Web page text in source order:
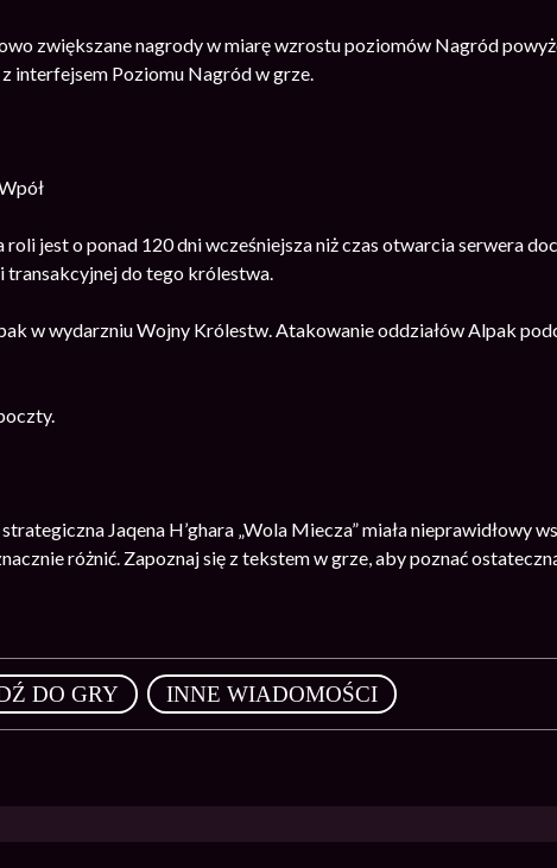
zwiększane nagrody w miarę wzrostu poziomów Nagród
interfejsem Poziomu Nagród w grze.
jest o ponad 120 dni wcześniejsza niż czas otwarcia serwera
do tego królestwa.
w wydarzniu Wojny Królestw. Atakowanie oddziałów Alpak
Jaqena H’ghara „Wola Miecza” miała nieprawidłowy
różnić. Zapoznaj się z tekstem w grze, aby poznać
DO GRY INNE WIADOMOŚCI